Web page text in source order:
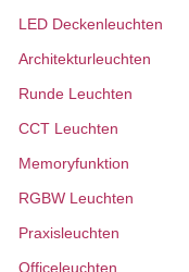
LED Deckenleuchten
Architekturleuchten
Runde Leuchten
CCT Leuchten
Memoryfunktion
RGBW Leuchten
Praxisleuchten
Officeleuchten